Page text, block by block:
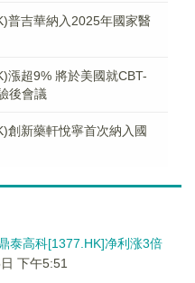
普吉華納入2025年國家醫
漲超9% 將於美國就CBT-
後會議
創新藥軒悅寧首次納入國
泰高科[1377.HK]净利涨3倍
下午5:51